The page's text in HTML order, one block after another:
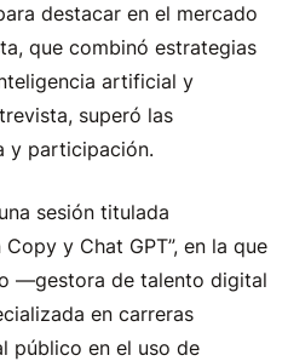
destacar en el mercado
que combinó estrategias
artificial y
superó las
y participación.
sesión titulada
y Chat GPT”, en la que
—gestora de talento digital
en carreras
público en el uso de